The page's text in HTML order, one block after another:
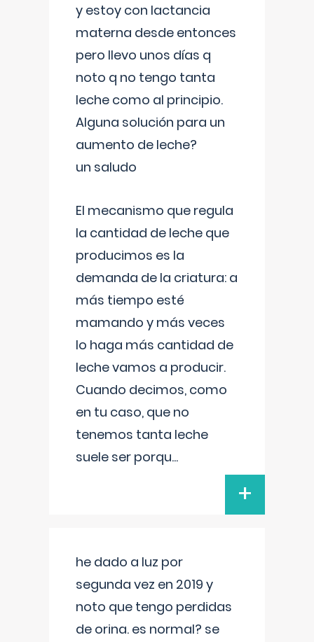
y estoy con lactancia
materna desde entonces
pero llevo unos días q
noto q no tengo tanta
leche como al principio.
Alguna solución para un
aumento de leche?
un saludo
El mecanismo que regula
la cantidad de leche que
producimos es la
demanda de la criatura: a
más tiempo esté
mamando y más veces
lo haga más cantidad de
leche vamos a producir.
Cuando decimos, como
en tu caso, que no
tenemos tanta leche
suele ser porqu...
+
he dado a luz por
segunda vez en 2019 y
noto que tengo perdidas
de orina. es normal? se